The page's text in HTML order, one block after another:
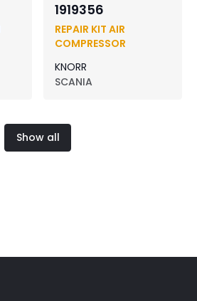
1919356
REPAIR KIT AIR
COMPRESSOR
KNORR
SCANIA
Show all